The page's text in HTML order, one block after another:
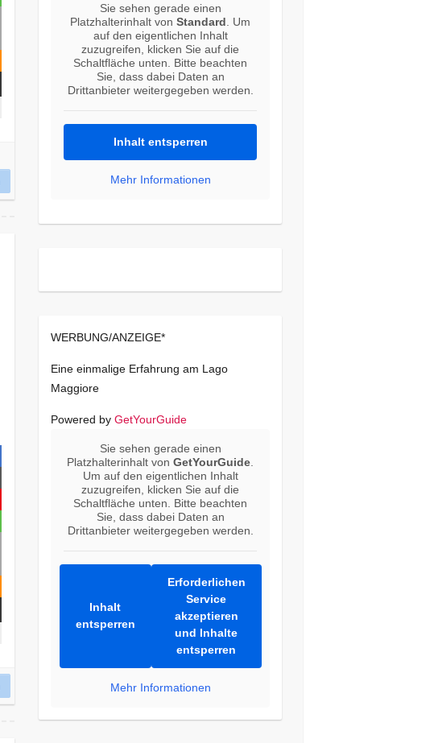
Sie sehen gerade einen
Platzhalterinhalt vonStandard . Um
auf den eigentlichen Inhalt
zuzugreifen, klicken Sie auf die
Schaltfläche unten. Bitte beachten
Sie, dass dabei Daten an
Drittanbieter weitergegeben werden.
Inhalt entsperren
Mehr Informationen
WERBUNG/ANZEIGE*
Eine einmalige Erfahrung am Lago
Maggiore
Powered by GetYourGuide
Sie sehen gerade einen
Platzhalterinhalt vonGetYourGuide
Um auf den eigentlichen Inhalt
zuzugreifen, klicken Sie auf die
Schaltfläche unten. Bitte beachten
Sie, dass dabei Daten an
Drittanbieter weitergegeben werden.
Inhalt
entsperren
Erforderlichen
Service
akzeptieren
und Inhalte
entsperren
Mehr Informationen